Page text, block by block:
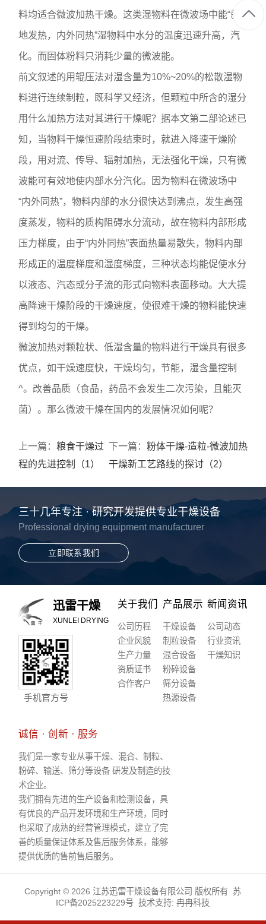
料均适合微波加热干燥。这类湿物料在微波场中能“就
地发热，内外同热”湿物料中水分的温度迅速升高，汽
化。而固体粉料只消耗少量的微波能。
前文叙述的用辊压法对湿含量为10%~20%的松散湿物
料进行连续制粒，既科学又经济，但颗粒中所含的湿分
用什么加热方法对其进行干燥呢？据本文第二部论述已
知，当物料干燥恒速阶段结束时，就进入降速干燥阶
段，用对流、传导、辐射加热，无法强化干燥，只有微
波能可有效地使内部水分汽化。因为物料在微波场中
“内外同热”，物料内部的水分很快达到沸点，发生高强
度蒸发，物料的质构阻碍水分流动，故在物料内部形成
压力梯度，由于“内外同热”表面热量易散失，物料内部
形成正的温度梯度和湿度梯度，三种状态均能促使水分
以液态、汽态或分子流的形式向物料表面移动。大大提
高降速干燥阶段的干燥速度，使很难干燥的物料能快速
得到均匀的干燥。
微波加热对颗粒状、低湿含量的物料进行干燥具有很多
优点，如干燥速度快，干燥均匀，节能，湿含量控制
^。改善品质（食品，药品不会发生二次污染，且能灭
菌）。那么微波干燥在国内的发展情况如何呢？
上一篇：粮食干燥过
程的先进控制（1）
下一篇： 粉体干燥-造粒-微波加热
干燥新工艺路线的探讨（2）
三十几年专注 · 研究开发提供专业干燥设备
Professional drying equipment manufacturer
立即联系我们
迅雷干燥
XUNLEI DRYING
手机官方号
关于我们
公司历程
企业风貌
生产力量
资质证书
合作客户
产品展示
干燥设备
制粒设备
混合设备
粉碎设备
筛分设备
热源设备
新闻资讯
公司动态
行业资讯
干燥知识
诚信 · 创新 · 服务
我们是一家专业从事干燥、混合、制粒、
粉碎、输送、筛分等设备 研发及制造的技
术企业。
我们拥有先进的生产设备和检测设备，具
有优良的产品开发环境和生产环境，同时
也采取了成熟的经营管理模式，建立了完
善的质量保证体系及售后服务体系，能够
提供优质的售前售后服务。
Copyright © 2026 江苏迅雷干燥设备有限公司 版权所有 苏
ICP备2025223229号 技术支持:冉冉科技